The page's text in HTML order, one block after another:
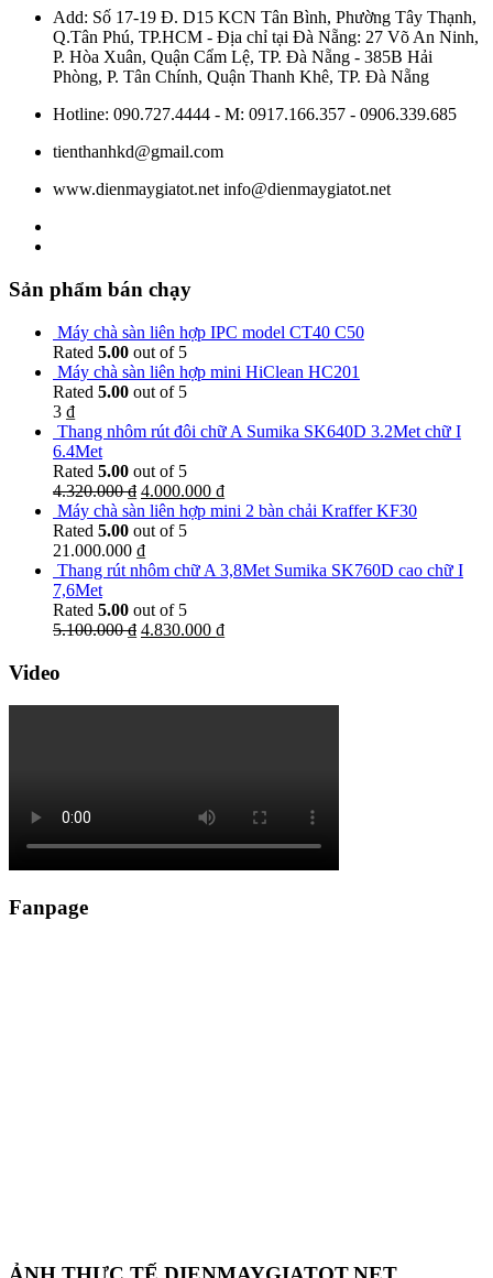
Add: Số 17-19 Đ. D15 KCN Tân Bình, Phường Tây Thạnh,
Q.Tân Phú, TP.HCM - Địa chỉ tại Đà Nẵng: 27 Võ An Ninh,
P. Hòa Xuân, Quận Cẩm Lệ, TP. Đà Nẵng - 385B Hải
Phòng, P. Tân Chính, Quận Thanh Khê, TP. Đà Nẵng
Hotline: 090.727.4444 - M: 0917.166.357 - 0906.339.685
tienthanhkd@gmail.com
www.dienmaygiatot.net info@dienmaygiatot.net
Sản phẩm bán chạy
Máy chà sàn liên hợp IPC model CT40 C50
Rated 5.00 out of 5
Máy chà sàn liên hợp mini HiClean HC201
Rated 5.00 out of 5
3 ₫
Thang nhôm rút đôi chữ A Sumika SK640D 3.2Met chữ I
6.4Met
Rated 5.00 out of 5
4.320.000₫ 4.000.000 ₫
Máy chà sàn liên hợp mini 2 bàn chải Kraffer KF30
Rated 5.00 out of 5
21.000.000 ₫
Thang rút nhôm chữ A 3,8Met Sumika SK760D cao chữ I
7,6Met
Rated 5.00 out of 5
5.100.000₫ 4.830.000 ₫
Video
Fanpage